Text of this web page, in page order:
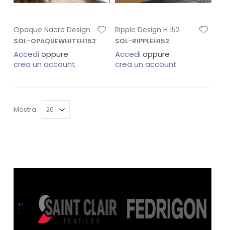
Opaque Nacre Design H 152
SOL-OPAQUEWHITEH152
Accedi oppure
crea un account
Ripple Design H 152
SOL-RIPPLEH152
Accedi oppure
crea un account
Mostra: